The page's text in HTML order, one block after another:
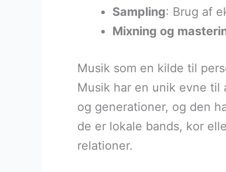
Sampling: Brug af
Mixning og
Musik som en kilde til
Musik har en unik evne til
og generationer, og den
de er lokale bands, kor
relationer.